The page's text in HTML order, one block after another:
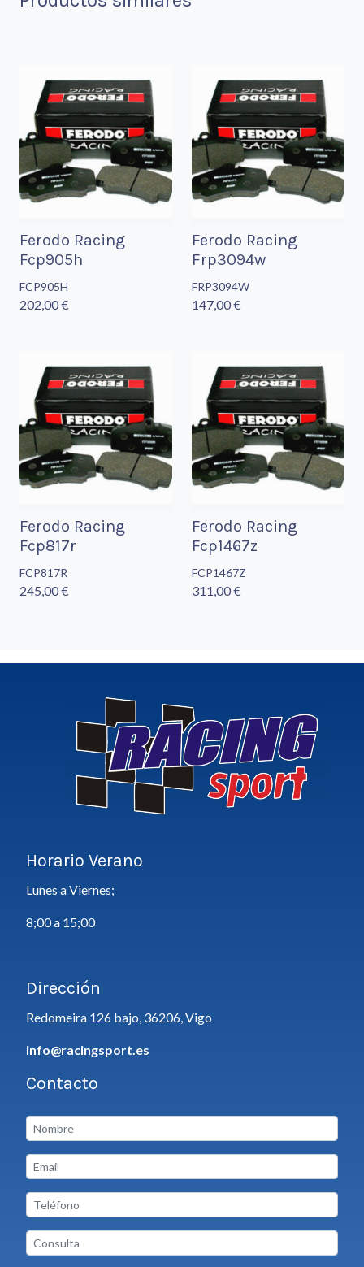
Ferodo Racing
Fcp905h
FCP905H
202,00 €
Ferodo Racing
Frp3094w
FRP3094W
147,00 €
Ferodo Racing
Fcp817r
FCP817R
245,00 €
Ferodo Racing
Fcp1467z
FCP1467Z
311,00 €
Horario Verano
Lunes a Viernes;
8;00 a 15;00
Dirección
Redomeira 126 bajo, 36206, Vigo
info@racingsport.es
Contacto